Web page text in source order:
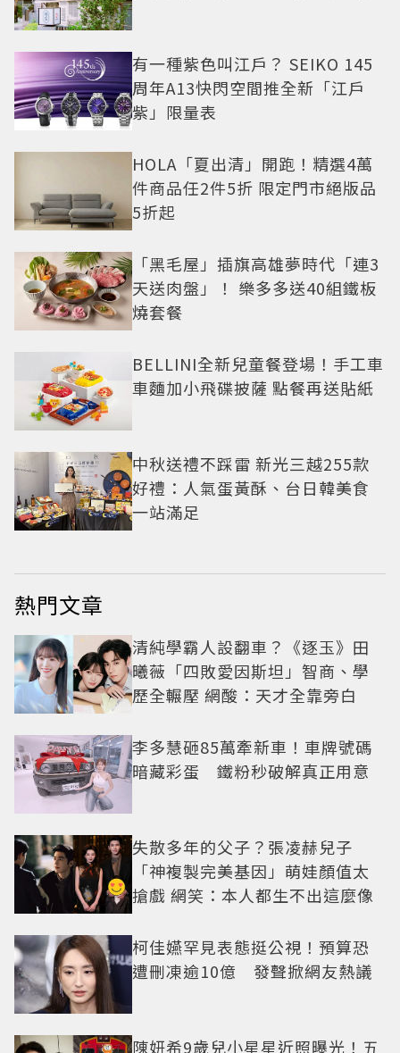
有一種紫色叫江戶？ SEIKO 145
周年A13快閃空間推全新「江戶
紫」限量表
HOLA「夏出清」開跑！精選4萬
件商品任2件5折 限定門市絕版品
5折起
「黑毛屋」插旗高雄夢時代「連3
天送肉盤」！ 樂多多送40組鐵板
燒套餐
BELLINI全新兒童餐登場！手工車
車麵加小飛碟披薩 點餐再送貼紙
中秋送禮不踩雷 新光三越255款
好禮：人氣蛋黃酥、台日韓美食
一站滿足
熱門文章
清純學霸人設翻車？《逐玉》田
曦薇「四敗愛因斯坦」智商、學
歷全輾壓 網酸：天才全靠旁白
李多慧砸85萬牽新車！車牌號碼
暗藏彩蛋 鐵粉秒破解真正用意
失散多年的父子？張凌赫兒子
「神複製完美基因」萌娃顏值太
搶戲 網笑：本人都生不出這麼像
柯佳嬿罕見表態挺公視！預算恐
遭刪凍逾10億 發聲掀網友熱議
陳妍希9歲兒小星星近照曝光！五